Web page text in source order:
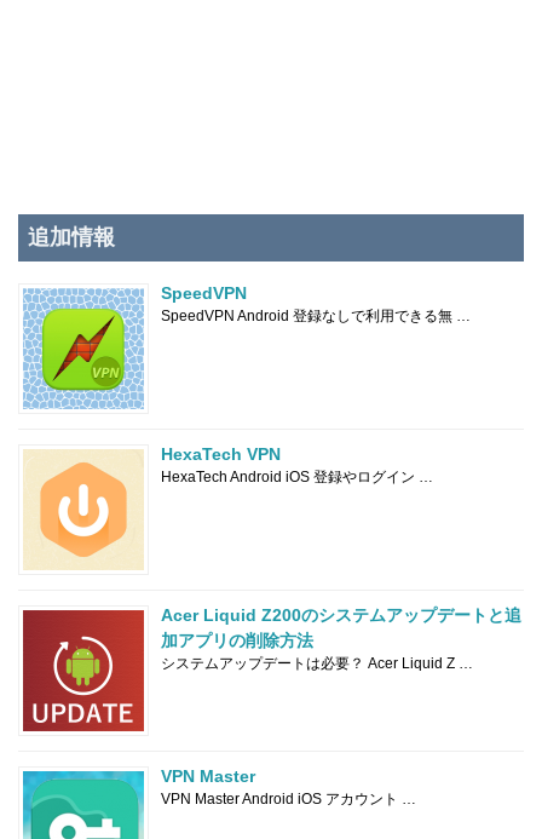
追加情報
SpeedVPN
SpeedVPN Android 登録なしで利用できる無 …
HexaTech VPN
HexaTech Android iOS 登録やログイン …
Acer Liquid Z200のシステムアップデートと追
加アプリの削除方法
システムアップデートは必要？ Acer Liquid Z …
VPN Master
VPN Master Android iOS アカウント …